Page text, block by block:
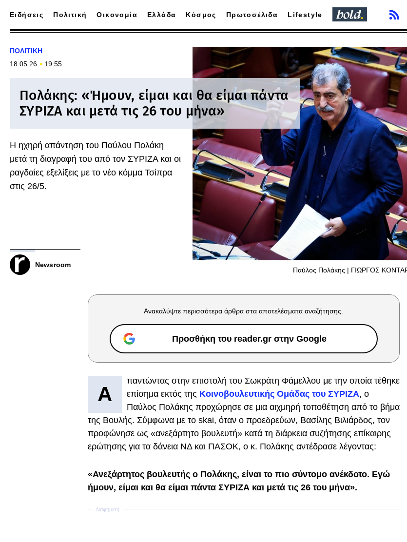
Ειδήσεις Πολιτική Οικονομία Ελλάδα Κόσμος Πρωτοσέλιδα Lifestyle
ΠΟΛΙΤΙΚΗ
18.05.26
19:55
Πολάκης: «Ήμουν, είμαι και θα είμαι πάντα
ΣΥΡΙΖΑ και μετά τις 26 του μήνα»
Η ηχηρή απάντηση του Παύλου Πολάκη
μετά τη διαγραφή του από τον ΣΥΡΙΖΑ και οι
ραγδαίες εξελίξεις με το νέο κόμμα Τσίπρα
στις 26/5.
Newsroom
Παύλος Πολάκης | ΓΙΩΡΓΟΣ
Ανακαλύψτε περισσότερα άρθρα στα αποτελέσματα αναζήτησης.
Προσθήκη του reader.gr στην Google
Α
παντώντας στην επιστολή του Σωκράτη Φάμελλου με την οποία τέθηκε
επίσημα εκτός της Κοινοβουλευτικής Ομάδας του ΣΥΡΙΖΑ, ο
Παύλος Πολάκης προχώρησε σε μια αιχμηρή τοποθέτηση από το βήμα
της Βουλής. Σύμφωνα με το skai, όταν ο προεδρεύων, Βασίλης Βιλιάρδος, τον
προφώνησε ως «ανεξάρτητο βουλευτή» κατά τη διάρκεια συζήτησης επίκαιρης
ερώτησης για τα δάνεια ΝΔ και ΠΑΣΟΚ, ο κ. Πολάκης αντέδρασε λέγοντας:
«Ανεξάρτητος βουλευτής ο Πολάκης, είναι το πιο σύντομο ανέκδοτο. Εγώ
ήμουν, είμαι και θα είμαι πάντα ΣΥΡΙΖΑ και μετά τις 26 του μήνα».